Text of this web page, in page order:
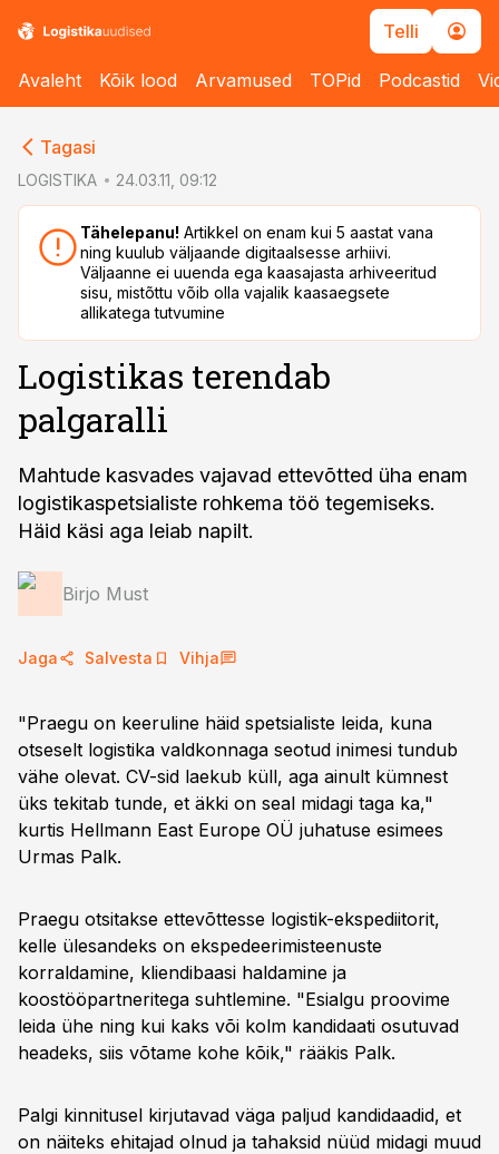
Telli
Avaleht Kõik lood Arvamused TOPid Podcastid
Tagasi
LOGISTIKA 24.03.11, 09:12
Tähelepanu! Artikkel on enam kui 5 aastat vana
ning kuulub väljaande digitaalsesse arhiivi.
Väljaanne ei uuenda ega kaasajasta arhiveeritud
sisu, mistõttu võib olla vajalik kaasaegsete
allikatega tutvumine
Logistikas terendab
palgaralli
Mahtude kasvades vajavad ettevõtted üha enam
logistikaspetsialiste rohkema töö tegemiseks.
Häid käsi aga leiab napilt.
Birjo Must
Jaga Salvesta Vihja
"Praegu on keeruline häid spetsialiste leida, kuna
otseselt logistika valdkonnaga seotud inimesi tundub
vähe olevat. CV-sid laekub küll, aga ainult kümnest
üks tekitab tunde, et äkki on seal midagi taga ka,"
kurtis Hellmann East Europe OÜ juhatuse esimees
Urmas Palk.
Praegu otsitakse ettevõttesse logistik-ekspediitorit,
kelle ülesandeks on ekspedeerimisteenuste
korraldamine, kliendibaasi haldamine ja
koostööpartneritega suhtlemine. "Esialgu proovime
leida ühe ning kui kaks või kolm kandidaati osutuvad
headeks, siis võtame kohe kõik," rääkis Palk.
Palgi kinnitusel kirjutavad väga paljud kandidaadid, et
on näiteks ehitajad olnud ja tahaksid nüüd midagi muud